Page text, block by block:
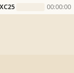
00:00:00